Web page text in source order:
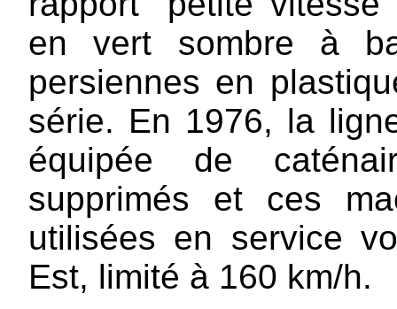
en vert sombre à
persiennes en
série. En 1976, la
équipée de
supprimés et ces
utilisées en service
Est, limité à 160 km/h.